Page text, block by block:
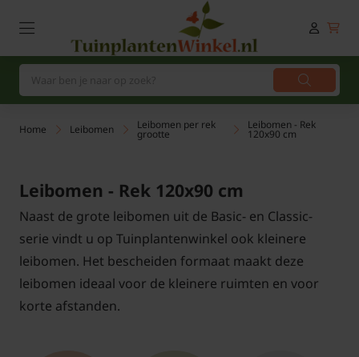
Home Leibomen Leibomen per rek
grootte
Leibomen - Rek
120x90 cm
Leibomen - Rek 120x90 cm
Naast de grote leibomen uit de Basic- en Classic-
serie vindt u op Tuinplantenwinkel ook kleinere
leibomen. Het bescheiden formaat maakt deze
leibomen ideaal voor de kleinere ruimten en voor
korte afstanden.